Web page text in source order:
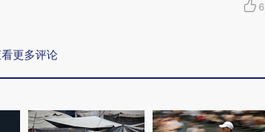
6
更多评论